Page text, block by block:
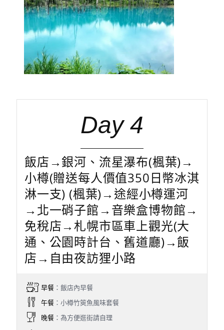
Day 4
飯店→銀河、流星瀑布(楓葉)→
小樽(贈送每人價值350日幣冰淇
淋一支) (楓葉)→途經小樽運河
→北一硝子館→音樂盒博物館→
免稅店→札幌市區車上觀光(大
通、公園時計台、舊道廳)→飯
店→自由夜訪狸小路
早餐：飯店內早餐
午餐：小樽竹筴魚風味套餐
晚餐：為方便逛街請自理